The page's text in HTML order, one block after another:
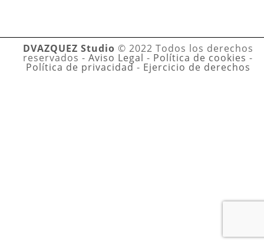
DVAZQUEZ Studio © 2022 Todos los derechos
reservados - Aviso Legal - Política de cookies -
Política de privacidad- Ejercicio de derechos